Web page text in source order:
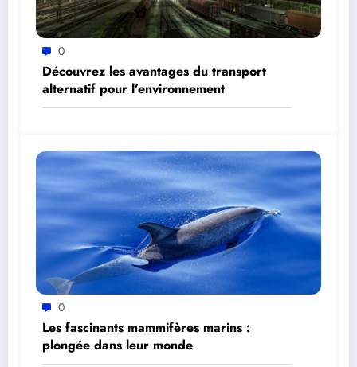
0
Découvrez les avantages du transport
alternatif pour l’environnement
0
Les fascinants mammifères marins :
plongée dans leur monde